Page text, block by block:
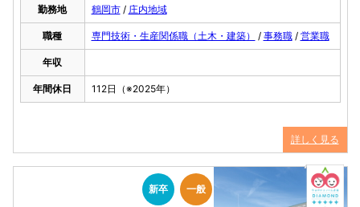
勤務地 鶴岡市/ 庄内地域
職種 専門技術・生産関係職（土木・建築） / 事務職/ 営業職
年収
年間休日 112日（※2025年）
詳しく見る
新卒 一般